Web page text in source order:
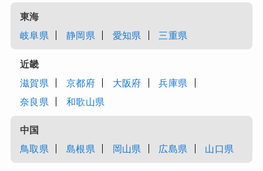
東海
岐阜県
静岡県 愛知県 三重県
近畿
滋賀県
京都府 大阪府
兵庫県
奈良県
和歌山県
中国
鳥取県
島根県 岡山県 広島県 山口県